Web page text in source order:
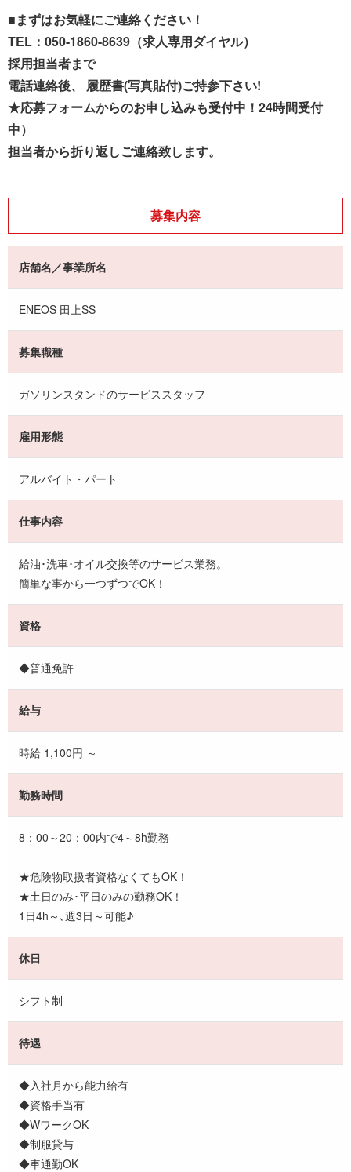
■まずはお気軽にご連絡ください！
TEL：050-1860-8639（求人専用ダイヤル）
採用担当者まで
電話連絡後、 履歴書(写真貼付)ご持参下さい!
★応募フォームからのお申し込みも受付中！24時間受付
中）
担当者から折り返しご連絡致します。
募集内容
店舗名／事業所名
ENEOS 田上SS
募集職種
ガソリンスタンドのサービススタッフ
雇用形態
アルバイト・パート
仕事内容
給油･洗車･オイル交換等のサービス業務。
簡単な事から一つずつでOK！
資格
◆普通免許
給与
時給 1,100円 ～
勤務時間
8：00～20：00内で4～8h勤務
★危険物取扱者資格なくてもOK！
★土日のみ･平日のみの勤務OK！
1日4h～､週3日～可能♪
休日
シフト制
待遇
◆入社月から能力給有
◆資格手当有
◆WワークOK
◆制服貸与
◆車通勤OK